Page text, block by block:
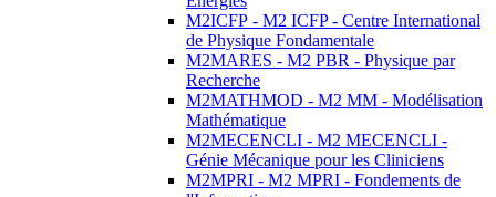
M2ICFP - M2 ICFP - Centre International
de Physique Fondamentale
M2MARES - M2 PBR - Physique par
Recherche
M2MATHMOD - M2 MM - Modélisation
Mathématique
M2MECENCLI - M2 MECENCLI -
Génie Mécanique pour les Cliniciens
M2MPRI - M2 MPRI - Fondements de